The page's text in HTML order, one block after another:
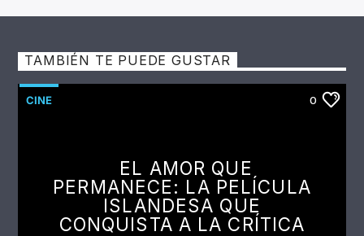
TAMBIÉN TE PUEDE GUSTAR
CINE 0
EL AMOR QUE
PERMANECE: LA PELÍCULA
ISLANDESA QUE
CONQUISTA A LA CRÍTICA